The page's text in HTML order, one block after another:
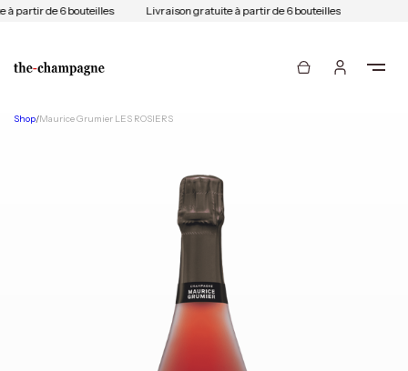
partir de 6 bouteilles Livraison gratuite à partir de 6 bouteilles
Shop/Maurice Grumier LES ROSIERS